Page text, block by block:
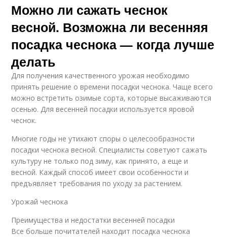
Можно ли сажать чеснок
весной. Возможна ли весенняя
посадка чеснока — когда лучше
делать
Для получения качественного урожая необходимо
принять решение о времени посадки чеснока. Чаще всего
можно встретить озимые сорта, которые высаживаются
осенью. Для весенней посадки используется яровой
чеснок.
Многие годы не утихают споры о целесообразности
посадки чеснока весной. Специалисты советуют сажать
культуру не только под зиму, как принято, а еще и
весной. Каждый способ имеет свои особенности и
предъявляет требования по уходу за растением.
Урожай чеснока
Преимущества и недостатки весенней посадки
Все больше почитателей находит посадка чеснока